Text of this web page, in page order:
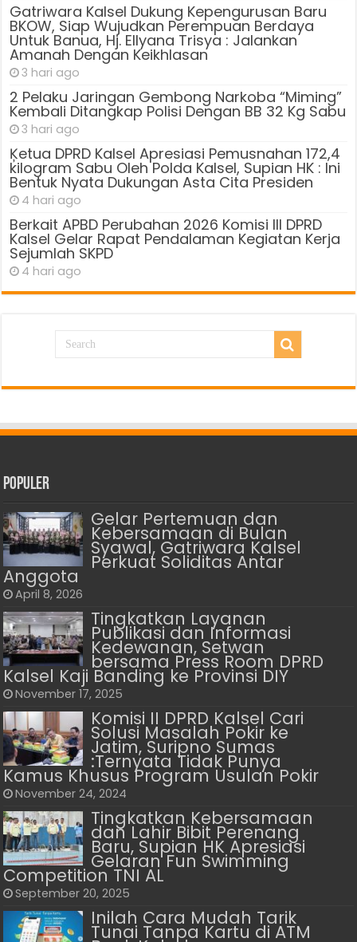
Gatriwara Kalsel Dukung Kepengurusan Baru
BKOW, Siap Wujudkan Perempuan Berdaya
Untuk Banua, Hj. Ellyana Trisya : Jalankan
Amanah Dengan Keikhlasan
3 hari ago
2 Pelaku Jaringan Gembong Narkoba “Miming”
Kembali Ditangkap Polisi Dengan BB 32 Kg Sabu
3 hari ago
Ķetua DPRD Kalsel Apresiasi Pemusnahan 172,4
kilogram Sabu Oleh Polda Kalsel, Supian HK : Ini
Bentuk Nyata Dukungan Asta Cita Presiden
4 hari ago
Berkait APBD Perubahan 2026 Komisi III DPRD
Kalsel Gelar Rapat Pendalaman Kegiatan Kerja
Sejumlah SKPD
4 hari ago
Populer
Gelar Pertemuan dan
Kebersamaan di Bulan
Syawal, Gatriwara Kalsel
Perkuat Soliditas Antar
Anggota
April 8, 2026
Tingkatkan Layanan
Publikasi dan Informasi
Kedewanan, Setwan
bersama Press Room DPRD
Kalsel Kaji Banding ke Provinsi DIY
November 17, 2025
Komisi II DPRD Kalsel Cari
Solusi Masalah Pokir ke
Jatim, Suripno Sumas
:Ternyata Tidak Punya
Kamus Khusus Program Usulan Pokir
November 24, 2024
Tingkatkan Kebersamaan
dan Lahir Bibit Perenang
Baru, Supian HK Apresiasi
Gelaran Fun Swimming
Competition TNI AL
September 20, 2025
Inilah Cara Mudah Tarik
Tunai Tanpa Kartu di ATM